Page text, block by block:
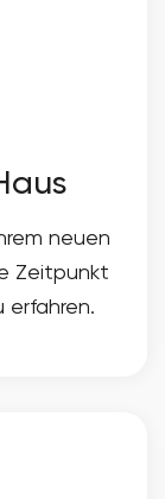
neuen
Zeitpunkt
erfahren.